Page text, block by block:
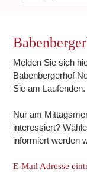
Melden Sie sich
Babenbergerhof
Sie am Laufenden.
Nur am
interessiert?
informiert werden
E-Mail Adresse